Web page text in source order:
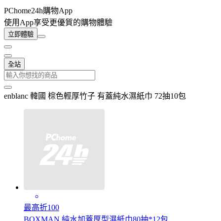
PChome24h購物App
使用App享受更優質的購物體驗
立即體驗
全站
enblanc 韓國 棕色輕厚竹子 有蓋純水濕紙巾 72抽10包
最高折100
BOXMAN 純水加蓋厚型濕紙巾80抽*12包